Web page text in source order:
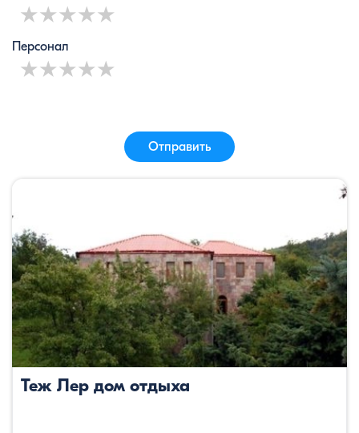
4 stars
3 stars
2 stars
1 star
Персонал
4 stars
3 stars
2 stars
1 star
Отправить
Теж Лер дом отдыха